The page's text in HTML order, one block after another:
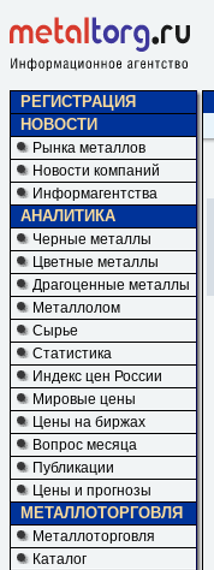
РЕГИСТРАЦИЯ
НОВОСТИ
Рынка металлов
Новости компаний
Информагентства
АНАЛИТИКА
Черные металлы
Цветные металлы
Драгоценные металлы
Металлолом
Сырье
Статистика
Индекс цен России
Мировые цены
Цены на биржах
Вопрос месяца
Публикации
Цены и прогнозы
МЕТАЛЛОТОРГОВЛЯ
Металлоторговля
Каталог